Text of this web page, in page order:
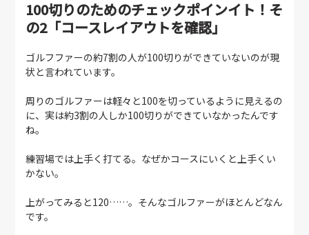
100切りのためのチェックポインイト！そ
の2「コースレイアウトを確認」
ゴルフファーの約7割の人が100切りができていないのが現
状と言われています。
周りのゴルファーは軽々と100を切っているように見えるの
に、実は約3割の人しか100切りができていなかったんです
ね。
練習場では上手く打てる。なぜかコースにいくと上手くい
かない。
上がってみると120……。そんなゴルファーがほとんどなん
です。